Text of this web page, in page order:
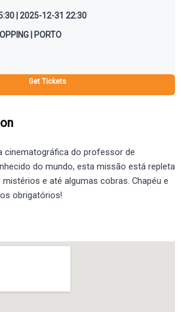
| 2025-12-31 22:30
| PORTO
Get Tickets
cinematográfica do professor de
do mundo, esta missão está repleta
e até algumas cobras. Chapéu e
obrigatórios!